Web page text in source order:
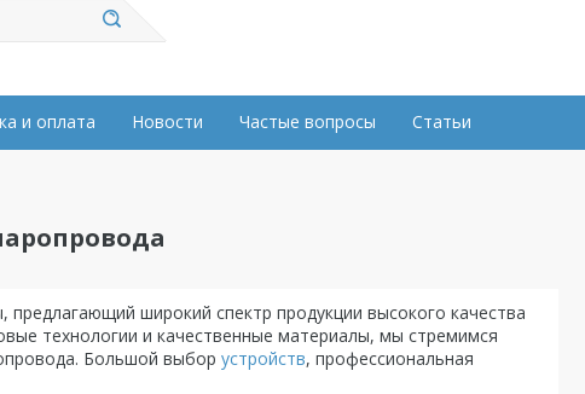
и оплата Новости Частые вопросы Статьи
широкий спектр продукции высокого качества
технологии и качественные материалы, мы стремимся
Большой выбор устройств, профессиональная